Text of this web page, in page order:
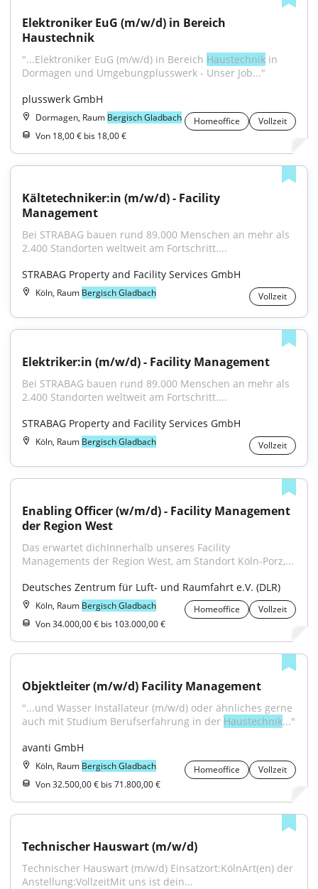
Elektroniker EuG (m/w/d) in Bereich
Haustechnik
"...Elektroniker EuG (m/w/d) in Bereich Haustechnik in
Dormagen und Umgebungplusswerk - Unser Job..."
plusswerk GmbH
Dormagen, Raum Bergisch Gladbach Homeoffice
Vollzeit
Von 18,00 € bis 18,00 €
Kältetechniker:in (m/w/d) - Facility
Management
Bei STRABAG bauen rund 89.000 Menschen an mehr als
2.400 Standorten weltweit am Fortschritt....
STRABAG Property and Facility Services GmbH
Köln, Raum Bergisch Gladbach Vollzeit
Elektriker:in (m/w/d) - Facility Management
Bei STRABAG bauen rund 89.000 Menschen an mehr als
2.400 Standorten weltweit am Fortschritt....
STRABAG Property and Facility Services GmbH
Köln, Raum Bergisch Gladbach Vollzeit
Enabling Officer (w/m/d) - Facility Management
der Region West
Das erwartet dichInnerhalb unseres Facility
Managements der Region West, am Standort Köln-Porz,...
Deutsches Zentrum für Luft- und Raumfahrt e.V. (DLR)
Köln, Raum Bergisch Gladbach Homeoffice
Vollzeit
Von 34.000,00 € bis 103.000,00 €
Objektleiter (m/w/d) Facility Management
"...und Wasser Installateur (m/w/d) oder ähnliches gerne
auch mit Studium Berufserfahrung in der Haustechnik..."
avanti GmbH
Köln, Raum Bergisch Gladbach Homeoffice
Vollzeit
Von 32.500,00 € bis 71.800,00 €
Technischer Hauswart (m/w/d)
Technischer Hauswart (m/w/d) Einsatzort:KölnArt(en) der
Anstellung:VollzeitMit uns ist dein...